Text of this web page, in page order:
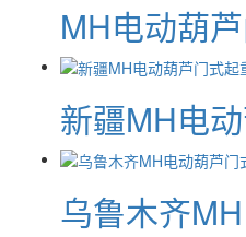
MH电动葫
新疆MH电
乌鲁木齐